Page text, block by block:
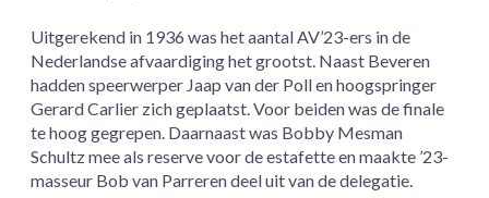
Uitgerekend in 1936 was het aantal AV’23-ers in de
Nederlandse afvaardiging het grootst. Naast Beveren
hadden speerwerper Jaap van der Poll en hoogspringer
Gerard Carlier zich geplaatst. Voor beiden was de finale
te hoog gegrepen. Daarnaast was Bobby Mesman
Schultz mee als reserve voor de estafette en maakte ’23-
masseur Bob van Parreren deel uit van de delegatie.